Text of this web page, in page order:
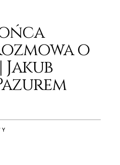
o
Jakub